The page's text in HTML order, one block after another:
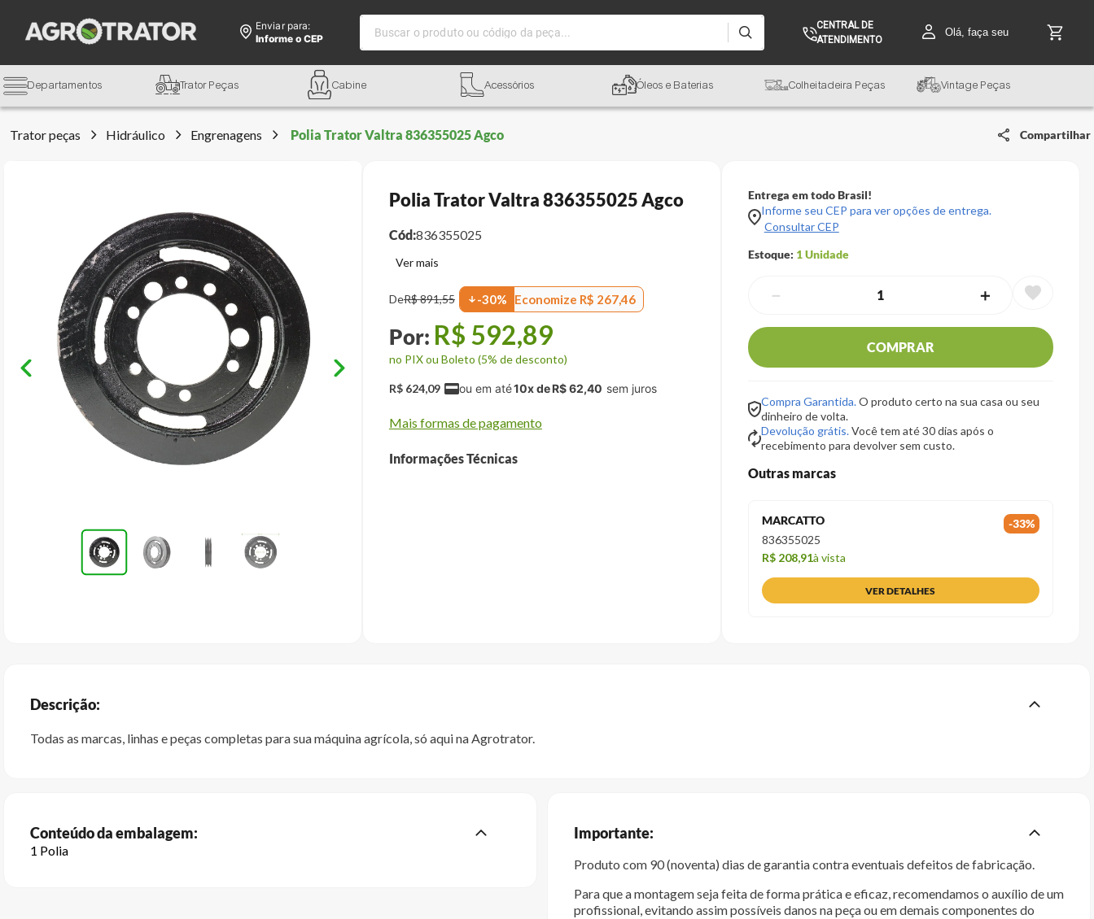
Enviar para:
Informe o CEP
Buscar o produto ou código da peça...
CENTRAL DE
ATENDIMENTO
Olá, faça seu
Departamentos Trator Peças Cabine Acessórios Óleos e Baterias Colheitadeira Peças Vintage Peças
Trator peças Hidráulico Engrenagens Polia Trator Valtra 836355025 Agco Compartilhar
Polia Trator Valtra 836355025 Agco
Cód:836355025
DeR$891,55 -30% Economize R$ 267,46
R$ 592,89
no PIX ou Boleto (5% de desconto)
R$ 624,09 10x deR$62,40
Mais formas de pagamento
Informações Técnicas
Entrega em todo Brasil!
Informe seu CEP para ver opções de entrega.
Consultar CEP
Estoque: 1Unidade
＋
－
COMPRAR
Compra Garantida.O produto certo na sua casa ou seu
dinheiro de volta.
Devolução grátis.Você tem até 30 dias após o
recebimento para devolver sem custo.
Outras marcas
MARCATTO -33%
836355025
R$ 208,91à vista
VER DETALHES
Descrição:
Todas as marcas, linhas e peças completas para sua máquina agrícola, só aqui na Agrotrator.
Conteúdo da embalagem:
1 Polia
Importante:
Produto com 90 (noventa) dias de garantia contra eventuais defeitos de fabricação.
Para que a montagem seja feita de forma prática e eficaz, recomendamos o auxílio de um
profissional, evitando assim possíveis danos na peça ou em demais componentes do